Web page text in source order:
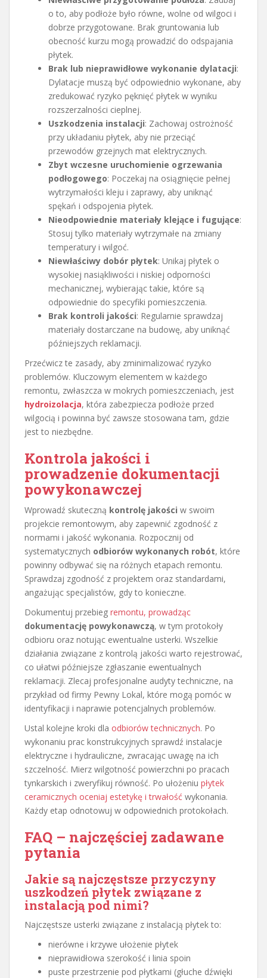
o to, aby podłoże było równe, wolne od wilgoci i
dobrze przygotowane. Brak gruntowania lub
obecność kurzu mogą prowadzić do odspajania
płytek.
Brak lub nieprawidłowe wykonanie dylatacji:
Dylatacje muszą być odpowiednio wykonane, aby
zredukować ryzyko pęknięć płytek w wyniku
rozszerzalności cieplnej.
Uszkodzenia instalacji: Zachowaj ostrożność
przy układaniu płytek, aby nie przeciąć
przewodów grzejnych mat elektrycznych.
Zbyt wczesne uruchomienie ogrzewania
podłogowego: Poczekaj na osiągnięcie pełnej
wytrzymałości kleju i zaprawy, aby uniknąć
spękań i odspojenia płytek.
Nieodpowiednie materiały klejące i fugujące:
Stosuj tylko materiały wytrzymałe na zmiany
temperatury i wilgoć.
Niewłaściwy dobór płytek: Unikaj płytek o
wysokiej nasiąkliwości i niskiej odporności
mechanicznej, wybierając takie, które są
odpowiednie do specyfiki pomieszczenia.
Brak kontroli jakości: Regularnie sprawdzaj
materiały dostarczane na budowę, aby uniknąć
późniejszych reklamacji.
Przećwicz te zasady, aby zminimalizować ryzyko
problemów. Kluczowym elementem w każdego
remontu, zwłaszcza w mokrych pomieszczeniach, jest
hydroizolacja, która zabezpiecza podłoże przed
wilgocią i powinna być zawsze stosowana tam, gdzie
jest to niezbędne.
Kontrola jakości i
prowadzenie dokumentacji
powykonawczej
Wprowadź skuteczną kontrolę jakości w swoim
projekcie remontowym, aby zapewnić zgodność z
normami i jakość wykonania. Rozpocznij od
systematycznych odbiorów wykonanych robót, które
powinny odbywać się na różnych etapach remontu.
Sprawdzaj zgodność z projektem oraz standardami,
angażując specjalistów, gdy to konieczne.
Dokumentuj przebieg remontu, prowadząc
dokumentację powykonawczą, w tym protokoły
odbioru oraz notując ewentualne usterki. Wszelkie
działania związane z kontrolą jakości warto rejestrować,
co ułatwi późniejsze zgłaszanie ewentualnych
reklamacji. Zlecaj profesjonalne audyty techniczne, na
przykład od firmy Pewny Lokal, które mogą pomóc w
identyfikacji i naprawie potencjalnych problemów.
Ustal kolejne kroki dla odbiorów technicznych. Po
wykonaniu prac konstrukcyjnych sprawdź instalacje
elektryczne i hydrauliczne, zwracając uwagę na ich
szczelność. Mierz wilgotność powierzchni po pracach
tynkarskich i zweryfikuj równość. Po ułożeniu płytek
ceramicznych oceniaj estetykę i trwałość wykonania.
Każdy etap odnotowuj w odpowiednich protokołach.
FAQ – najczęściej zadawane
pytania
Jakie są najczęstsze przyczyny
uszkodzeń płytek związane z
instalacją pod nimi?
Najczęstsze usterki związane z instalacją płytek to:
nierówne i krzywe ułożenie płytek
nieprawidłowa szerokość i linia spoin
puste przestrzenie pod płytkami (głuche dźwięki